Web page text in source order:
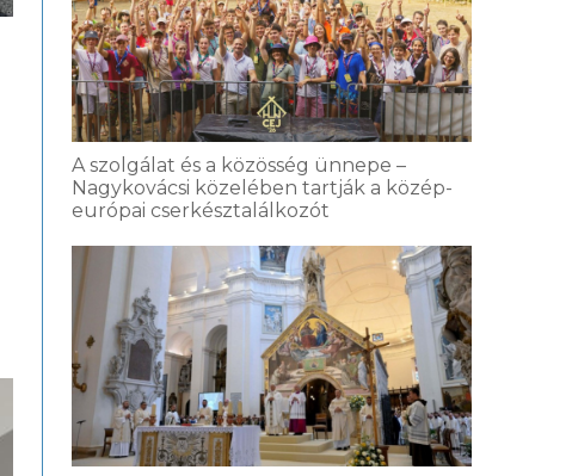
A szolgálat és a közösség ünnepe –
Nagykovácsi közelében tartják a közép-
európai cserkésztalálkozót